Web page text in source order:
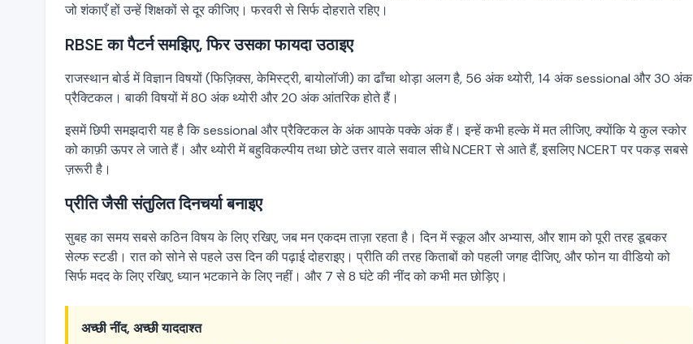
जो शंकाएँ हों उन्हें शिक्षकों से दूर कीजिए। फरवरी से सिर्फ दोहराते रहिए।
RBSE का पैटर्न समझिए, फिर उसका फायदा उठाइए
राजस्थान बोर्ड में विज्ञान विषयों (फिज़िक्स, केमिस्ट्री, बायोलॉजी) का ढाँचा थोड़ा अलग है, 56 अंक थ्योरी, 14 अंक sessional और 30 अंक
प्रैक्टिकल। बाकी विषयों में 80 अंक थ्योरी और 20 अंक आंतरिक होते हैं।
इसमें छिपी समझदारी यह है कि sessional और प्रैक्टिकल के अंक आपके पक्के अंक हैं। इन्हें कभी हल्के में मत लीजिए, क्योंकि ये कुल स्कोर
को काफ़ी ऊपर ले जाते हैं। और थ्योरी में बहुविकल्पीय तथा छोटे उत्तर वाले सवाल सीधे NCERT से आते हैं, इसलिए NCERT पर पकड़ सबसे
ज़रूरी है।
प्रीति जैसी संतुलित दिनचर्या बनाइए
सुबह का समय सबसे कठिन विषय के लिए रखिए, जब मन एकदम ताज़ा रहता है। दिन में स्कूल और अभ्यास, और शाम को पूरी तरह डूबकर
सेल्फ स्टडी। रात को सोने से पहले उस दिन की पढ़ाई दोहराइए। प्रीति की तरह किताबों को पहली जगह दीजिए, और फोन या वीडियो को
सिर्फ मदद के लिए रखिए, ध्यान भटकाने के लिए नहीं। और 7 से 8 घंटे की नींद को कभी मत छोड़िए।
अच्छी नींद, अच्छी याददाश्त